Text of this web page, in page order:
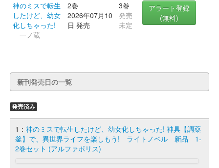
神のミスで転生
したけど、幼女
化しちゃった!
一ノ蔵
2巻
2026年07月10
日 発売
3巻
発売
未定
アラート登録
(無料)
新刊発売日の一覧
発売済み
1： 神のミスで転生したけど、幼女化しちゃった! 神具【調薬
釜】で、異世界ライフを楽しもう! ライトノベル 新品 1-
2巻セット (アルファポリス)